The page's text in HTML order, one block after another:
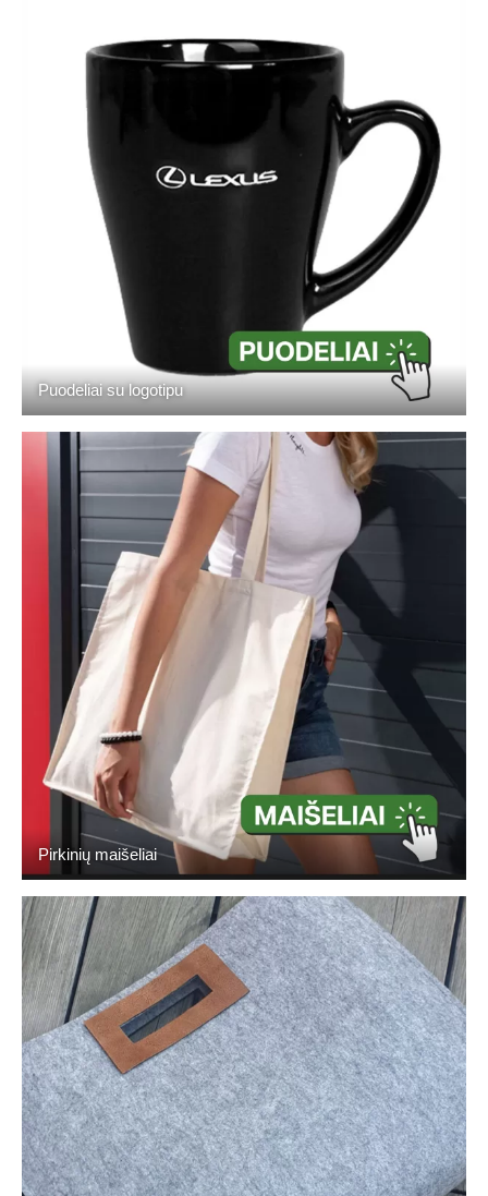
Puodeliai su logotipu
Pirkinių maišeliai